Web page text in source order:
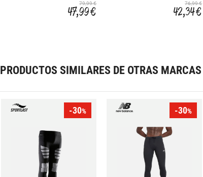
79,99 €
47,99 €
76,99 €
42,34 €
PRODUCTOS SIMILARES DE OTRAS MARCAS
-30% -30%